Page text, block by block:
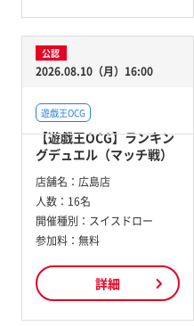
公認
2026.08.10（月）16:00
遊戯王OCG
【遊戯王OCG】ランキン
グデュエル（マッチ戦）
店舗名： 広島店
人数： 16名
開催種別： スイスドロー
参加料： 無料
詳細